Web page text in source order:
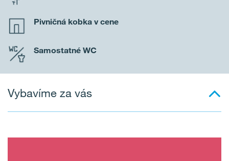
Pivničná kobka v cene
Samostatné WC
Vybavíme za vás